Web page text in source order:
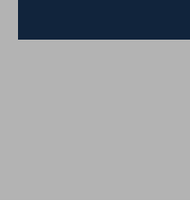
Eigener